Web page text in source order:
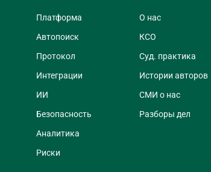
Платформа
Автопоиск
Протокол
Интеграции
ИИ
Безопасность
Аналитика
Риски
О нас
КСО
Суд. практика
Истории авторов
СМИ о нас
Разборы дел